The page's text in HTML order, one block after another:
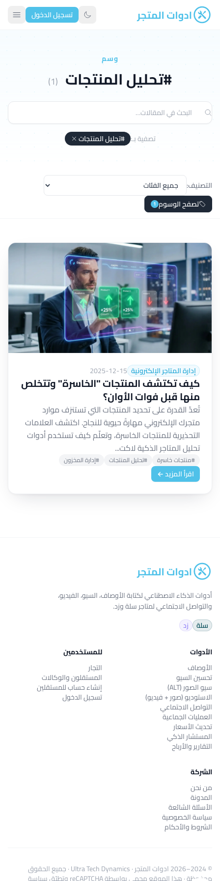
ادوات المتجر تبديل الوضع الداكن
تسجيل الدخول
وسم
#تحليل المنتجات (1)
تصفية بـ: #تحليل المنتجات
التصنيف:
تصفح الوسوم 1
إدارة المتاجر الإلكترونية 2025-12-15
كيف تكتشف المنتجات "الخاسرة" وتتخلص
منها قبل فوات الأوان؟
تُعدّ القدرة على تحديد المنتجات التي تستنزف موارد
متجرك الإلكتروني مهارةً حيوية للنجاح. اكتشف العلامات
التحذيرية للمنتجات الخاسرة، وتعلّم كيف تستخدم أدوات
تحليل المتاجر الذكية لاكت...
#منتجات خاسرة #تحليل المنتجات #إدارة المخزون
اقرأ المزيد ←
أدوات الذكاء الاصطناعي لكتابة الأوصاف، السيو، الفيديو،
والتواصل الاجتماعي لمتاجر سلة وزد.
سلة
زد
الأدوات
الأوصاف
تحسين السيو
سيو الصور (ALT)
الاستوديو (صور + فيديو)
التواصل الاجتماعي
العمليات الجماعية
تحديث الأسعار
المستشار الذكي
التقارير والأرباح
للمستخدمين
التجار
المستقلون والوكالات
إنشاء حساب للمستقلين
تسجيل الدخول
الشركة
من نحن
المدونة
الأسئلة الشائعة
سياسة الخصوصية
الشروط والأحكام
© 2024–2026 ادوات المتجر·
Ultra Tech Dynamics· جميع الحقوق